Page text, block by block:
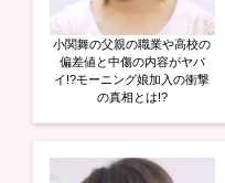
小関舞の父親の職業や高校の
偏差値と中傷の内容がヤバ
イ!?モーニング娘加入の衝撃
の真相とは!?